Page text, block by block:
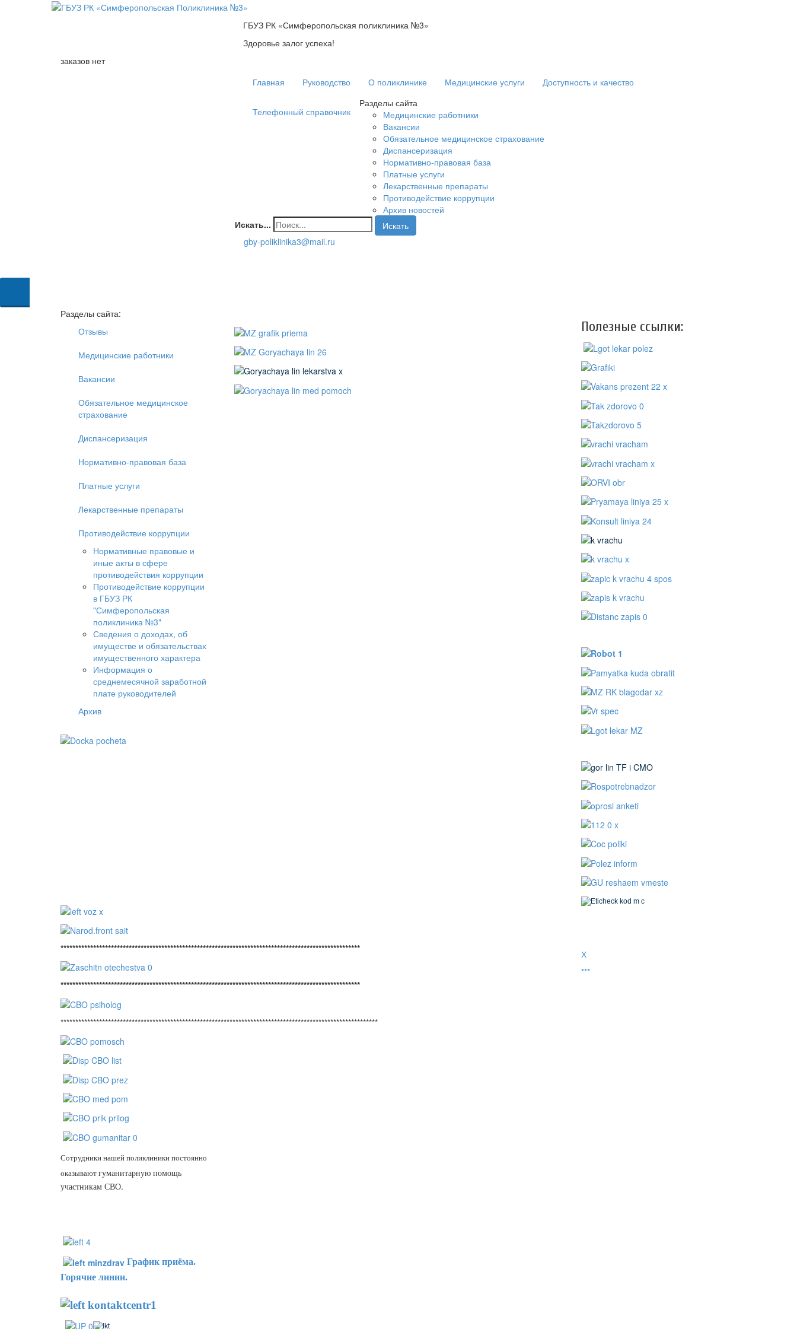
ГБУЗ РК «Симферопольская поликлиника №3»
Здоровье залог успеха!
заказов нет
Главная
Руководство О поликлинике Медицинские услуги Доступность и качество
Телефонный справочник
Разделы сайта
Медицинские работники
Вакансии
Обязательное медицинское страхование
Диспансеризация
Нормативно-правовая база
Платные услуги
Лекарственные препараты
Противодействие коррупции
Архив новостей
Искать...
Искать
gby-poliklinika3@mail.ru
Разделы сайта:
Отзывы
Медицинские работники
Вакансии
Обязательное медицинское
страхование
Диспансеризация
Нормативно-правовая база
Платные услуги
Лекарственные препараты
Противодействие коррупции
Нормативные правовые и
иные акты в сфере
противодействия коррупции
Противодействие коррупции
в ГБУЗ РК
"Симферопольская
поликлиника №3"
Сведения о доходах, об
имуществе и обязательствах
имущественного характера
Информация о
среднемесячной заработной
плате руководителей
Архив
*****************************************************************************************************
*****************************************************************************************************
***********************************************************************************************************
Сотрудники нашей поликлиники постоянно
оказывают гуманитарную помощь
участникам СВО.
График приёма.
Горячие линии.
Полезные ссылки:
Х
***